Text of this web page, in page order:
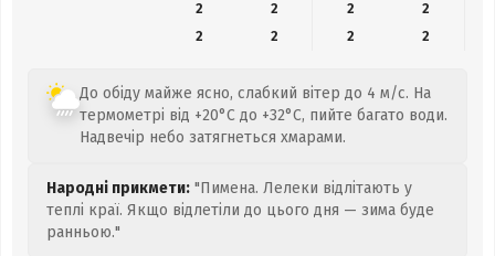
2
2 2
2
2
2 2 2
До обіду майже ясно, слабкий вітер до 4 м/с. На
термометрі від +20°C до +32°C, пийте багато води.
Надвечір небо затягнеться хмарами.
Народні прикмети: "Пимена. Лелеки відлітають у
теплі краї. Якщо відлетіли до цього дня — зима буде
ранньою."